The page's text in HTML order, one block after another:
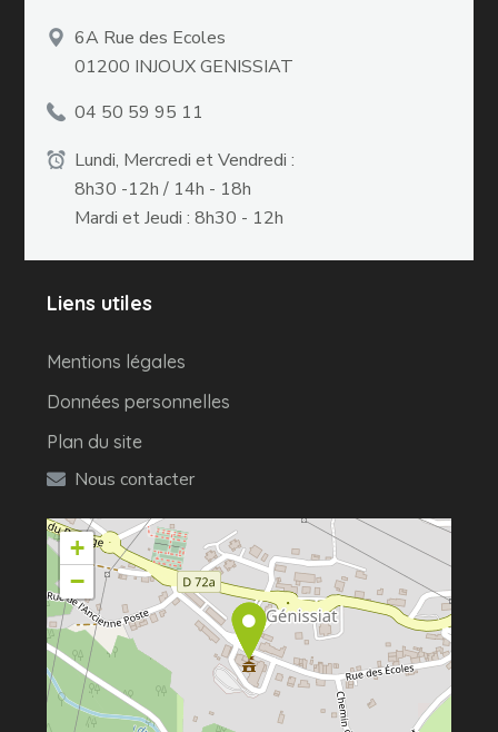
6A Rue des Ecoles
01200 INJOUX GENISSIAT
04 50 59 95 11
Lundi, Mercredi et Vendredi :
8h30 -12h / 14h - 18h
Mardi et Jeudi : 8h30 - 12h
Liens utiles
Mentions légales
Données personnelles
Plan du site
Nous contacter
+
−